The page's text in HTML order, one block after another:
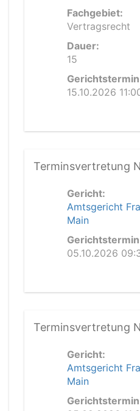
Fachgebiet:
Vertragsrecht
Dauer:
15
15.10.2026
Terminsvertretung
Gericht:
Amtsgericht
Main
05.10.2026
Terminsvertretung
Gericht:
Amtsgericht
Main